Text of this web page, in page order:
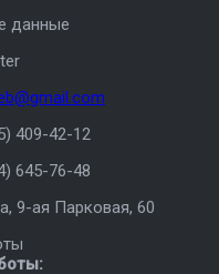
данные
409-42-12
645-76-48
, 9-ая Парковая, 60